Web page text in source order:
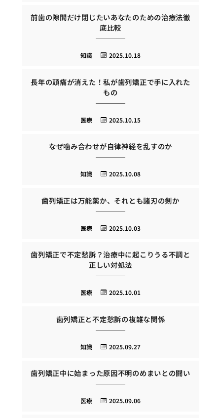
前歯の隙間だけ閉じたいあなたのための治療法徹
底比較
2025.10.18
知識
長年の頭痛が消えた！私が歯列矯正で手に入れた
もの
2025.10.15
医療
なぜ噛み合わせが自律神経を乱すのか
2025.10.08
知識
歯列矯正は万能薬か、それとも諸刃の剣か
2025.10.03
医療
歯列矯正で不定愁訴？治療中に起こりうる不調と
正しい対処法
2025.10.01
医療
歯列矯正と不定愁訴の複雑な関係
2025.09.27
知識
歯列矯正中に始まった原因不明のめまいとの闘い
2025.09.06
医療